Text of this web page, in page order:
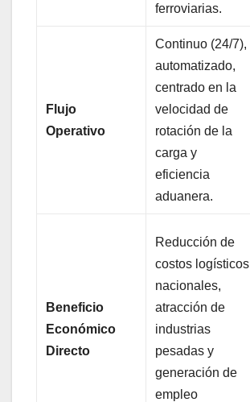
ferroviarias.
Flujo
Operativo
Continuo (24/7),
automatizado,
centrado en la
velocidad de
rotación de la
carga y
eficiencia
aduanera.
Beneficio
Económico
Directo
Reducción de
costos logísticos
nacionales,
atracción de
industrias
pesadas y
generación de
empleo